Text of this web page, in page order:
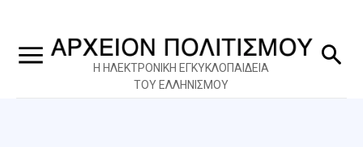
Η ΗΛΕΚΤΡΟΝΙΚΗ ΕΓΚΥΚΛΟΠΑΙΔΕΙΑ
ΤΟΥ ΕΛΛΗΝΙΣΜΟΥ